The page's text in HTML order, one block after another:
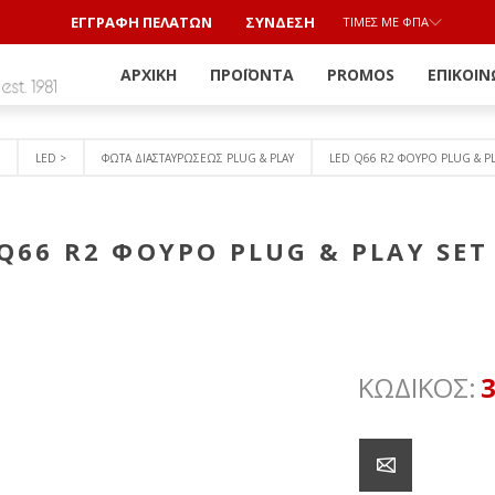
ΕΓΓΡΑΦΗ ΠΕΛΑΤΩΝ ΣΎΝΔΕΣΗ ΤΙΜΈΣ ΜΕ ΦΠΑ
ΑΡΧΙΚΉ ΠΡΟΪΌΝΤΑ PROMOS
LED > ΦΩΤΑ ΔΙΑΣΤΑΥΡΩΣΕΩΣ PLUG & PLAY LED Q66 R2 ΦΟΥΡΟ PLUG &
R2 ΦΟΥΡΟ PLUG & PLAY
ΚΩΔΙΚΟΣ: